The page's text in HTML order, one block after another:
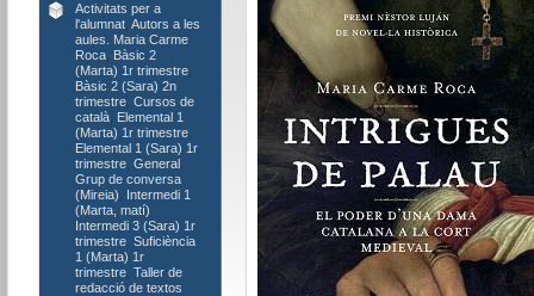
Activitats per a
l'alumnat, Autors a les
aules. Maria Carme
Roca, Bàsic 2
(Marta) 1r trimestre,
Bàsic 2 (Sara) 2n
trimestre, Cursos de
català, Elemental 1
(Marta) 1r trimestre,
Elemental 1 (Sara) 1r
trimestre, General,
Grup de conversa
(Mireia)
Intermedi 1
(Marta, matí)
Intermedi 3 (Sara) 1r
trimestre, Suficiència
1 (Marta) 1r
trimestre, Taller de
redacció de textos